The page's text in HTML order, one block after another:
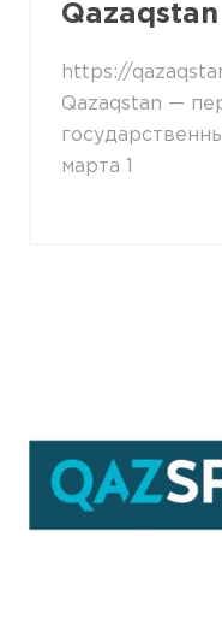
Qazaqstan
https://
Qazaqstan —
марта 1